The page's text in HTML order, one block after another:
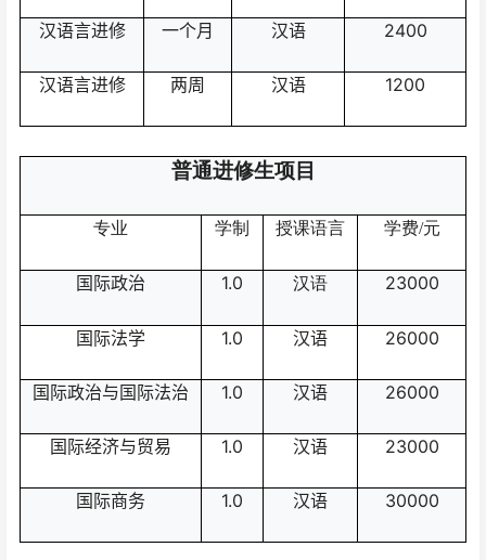
汉语言进修 一个月 汉语 2400
汉语言进修 两周 汉语 1200
普通进修生项目
专业 学制 授课语言 学费/元
国际政治 1.0 汉语 23000
国际法学 1.0 汉语 26000
国际政治与国际法治 1.0 汉语 26000
国际经济与贸易 1.0 汉语 23000
国际商务 1.0 汉语 30000